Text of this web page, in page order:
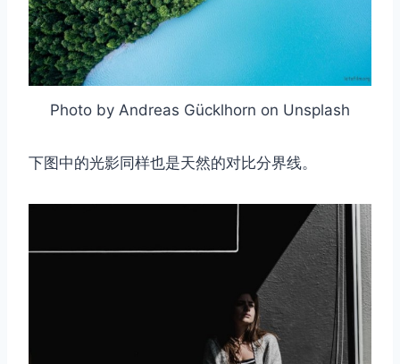
Photo by Andreas Gücklhorn on Unsplash
下图中的光影同样也是天然的对比分界线。